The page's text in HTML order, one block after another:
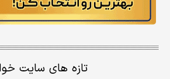
تازه های سایت